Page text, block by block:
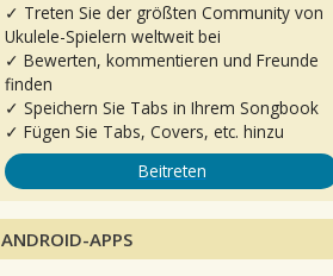
✓ Treten Sie der größten Community von
Ukulele-Spielern weltweit bei
✓ Bewerten, kommentieren und Freunde
finden
✓ Speichern Sie Tabs in Ihrem Songbook
✓ Fügen Sie Tabs, Covers, etc. hinzu
Beitreten
ANDROID-APPS